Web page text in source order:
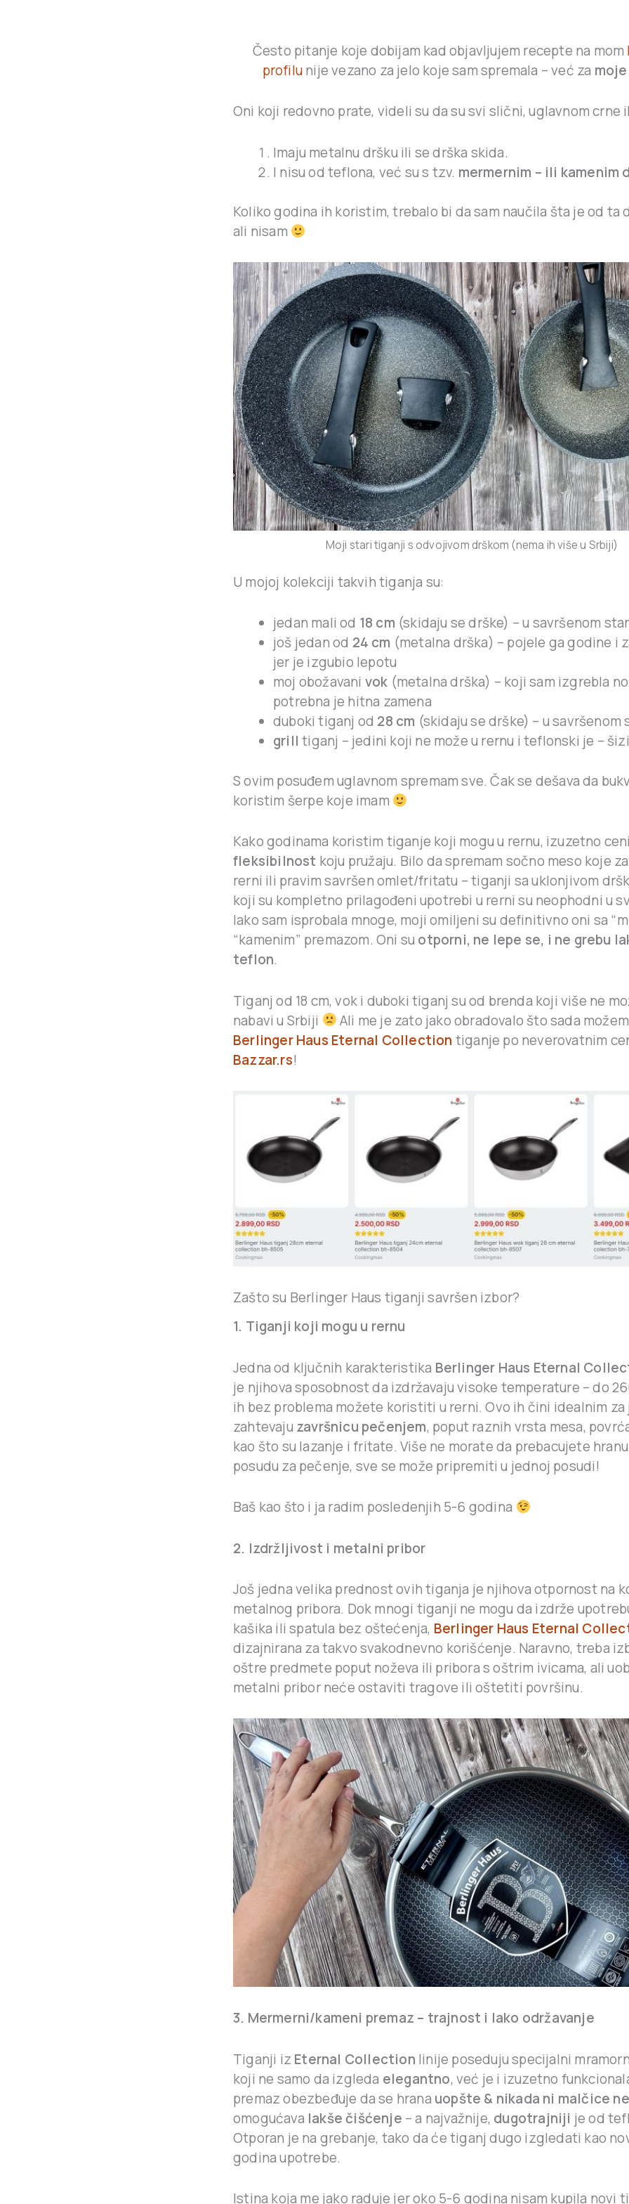
Često pitanje koje dobijam kad objavljujem recepte na mom
profilunije vezano za jelo koje sam spremala – već za
Oni koji redovno prate, videli su da su svi slični, uglavnom crne
Imaju metalnu dršku ili se drška skida.
I nisu od teflona, već su s tzv. mermernim – ili kamenim
Koliko godina ih koristim, trebalo bi da sam naučila šta je od ta
ali nisam
Moji stari tiganji s odvojivom drškom (nema ih više u Srbiji)
U mojoj kolekciji takvih tiganja su:
jedan mali od 18 cm (skidaju se drške) – u savršenom
još jedan od 24 cm (metalna drška) – pojele ga godine i
jer je izgubio lepotu
moj obožavani vok (metalna drška) – koji sam izgrebla
potrebna je hitna zamena
duboki tiganj od 28 cm (skidaju se drške) – u savršenom
grill tiganj – jedini koji ne može u rernu i teflonski je –
S ovim posuđem uglavnom spremam sve. Čak se dešava da
koristim šerpe koje imam
Kako godinama koristim tiganje koji mogu u rernu, izuzetno
fleksibilnost koju pružaju. Bilo da spremam sočno meso koje
rerni ili pravim savršen omlet/fritatu – tiganji sa uklonjivom
koji su kompletno prilagođeni upotrebi u rerni su neophodni u
Iako sam isprobala mnoge, moji omiljeni su definitivno oni sa
“kamenim” premazom. Oni su otporni, ne lepe se, i ne grebu
teflon.
Tiganj od 18 cm, vok i duboki tiganj su od brenda koji više ne
nabavi u Srbiji
Ali me je zato jako obradovalo što sada
Berlinger Haus Eternal Collectiontiganje po neverovatnim
Bazzar.rs!
Zašto su Berlinger Haus tiganji savršen izbor?
1. Tiganji koji mogu u rernu
Jedna od ključnih karakteristika Berlinger Haus Eternal
je njihova sposobnost da izdržavaju visoke temperature – do
ih bez problema možete koristiti u rerni. Ovo ih čini idealnim za
zahtevaju završnicu pečenjem, poput raznih vrsta mesa,
kao što su lazanje i fritate. Više ne morate da prebacujete
posudu za pečenje, sve se može pripremiti u jednoj posudi!
Baš kao što i ja radim posledenjih 5-6 godina
2. Izdržljivost i metalni pribor
Još jedna velika prednost ovih tiganja je njihova otpornost na
metalnog pribora. Dok mnogi tiganji ne mogu da izdrže
kašika ili spatula bez oštećenja, Berlinger Haus Eternal
dizajnirana za takvo svakodnevno korišćenje. Naravno, treba
oštre predmete poput noževa ili pribora s oštrim ivicama, ali
metalni pribor neće ostaviti tragove ili oštetiti površinu.
3. Mermerni/kameni premaz – trajnost i lako održavanje
Tiganji iz Eternal Collection linije poseduju specijalni
koji ne samo da izgleda elegantno, već je i izuzetno
premaz obezbeđuje da se hrana uopšte & nikada ni malčice
omogućava lakše čišćenje – a najvažnije, dugotrajniji je od
Otporan je na grebanje, tako da će tiganj dugo izgledati kao
godina upotrebe.
Istina koja me jako raduje jer oko 5-6 godina nisam kupila novi